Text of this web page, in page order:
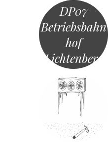
DP07
Betriebsbahn
hof
Lichtenberg